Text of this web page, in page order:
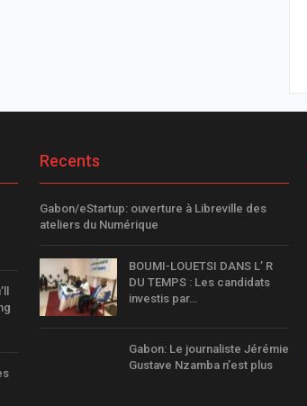
Recents
Gabon/eStartup: ouverture à Libreville des
ateliers du Numérique
BOUMI-LOUETSI DANS L’ R
DU TEMPS : Les candidats
investis par…
Gabon: Le journaliste Jérémie
Gustave Nzamba n’est plus